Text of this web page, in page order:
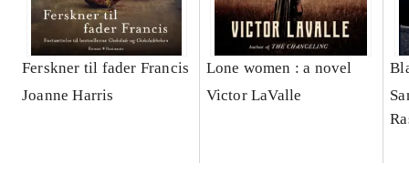
Ferskner til fader Francis
Joanne Harris
Lone women : a novel
Victor LaValle